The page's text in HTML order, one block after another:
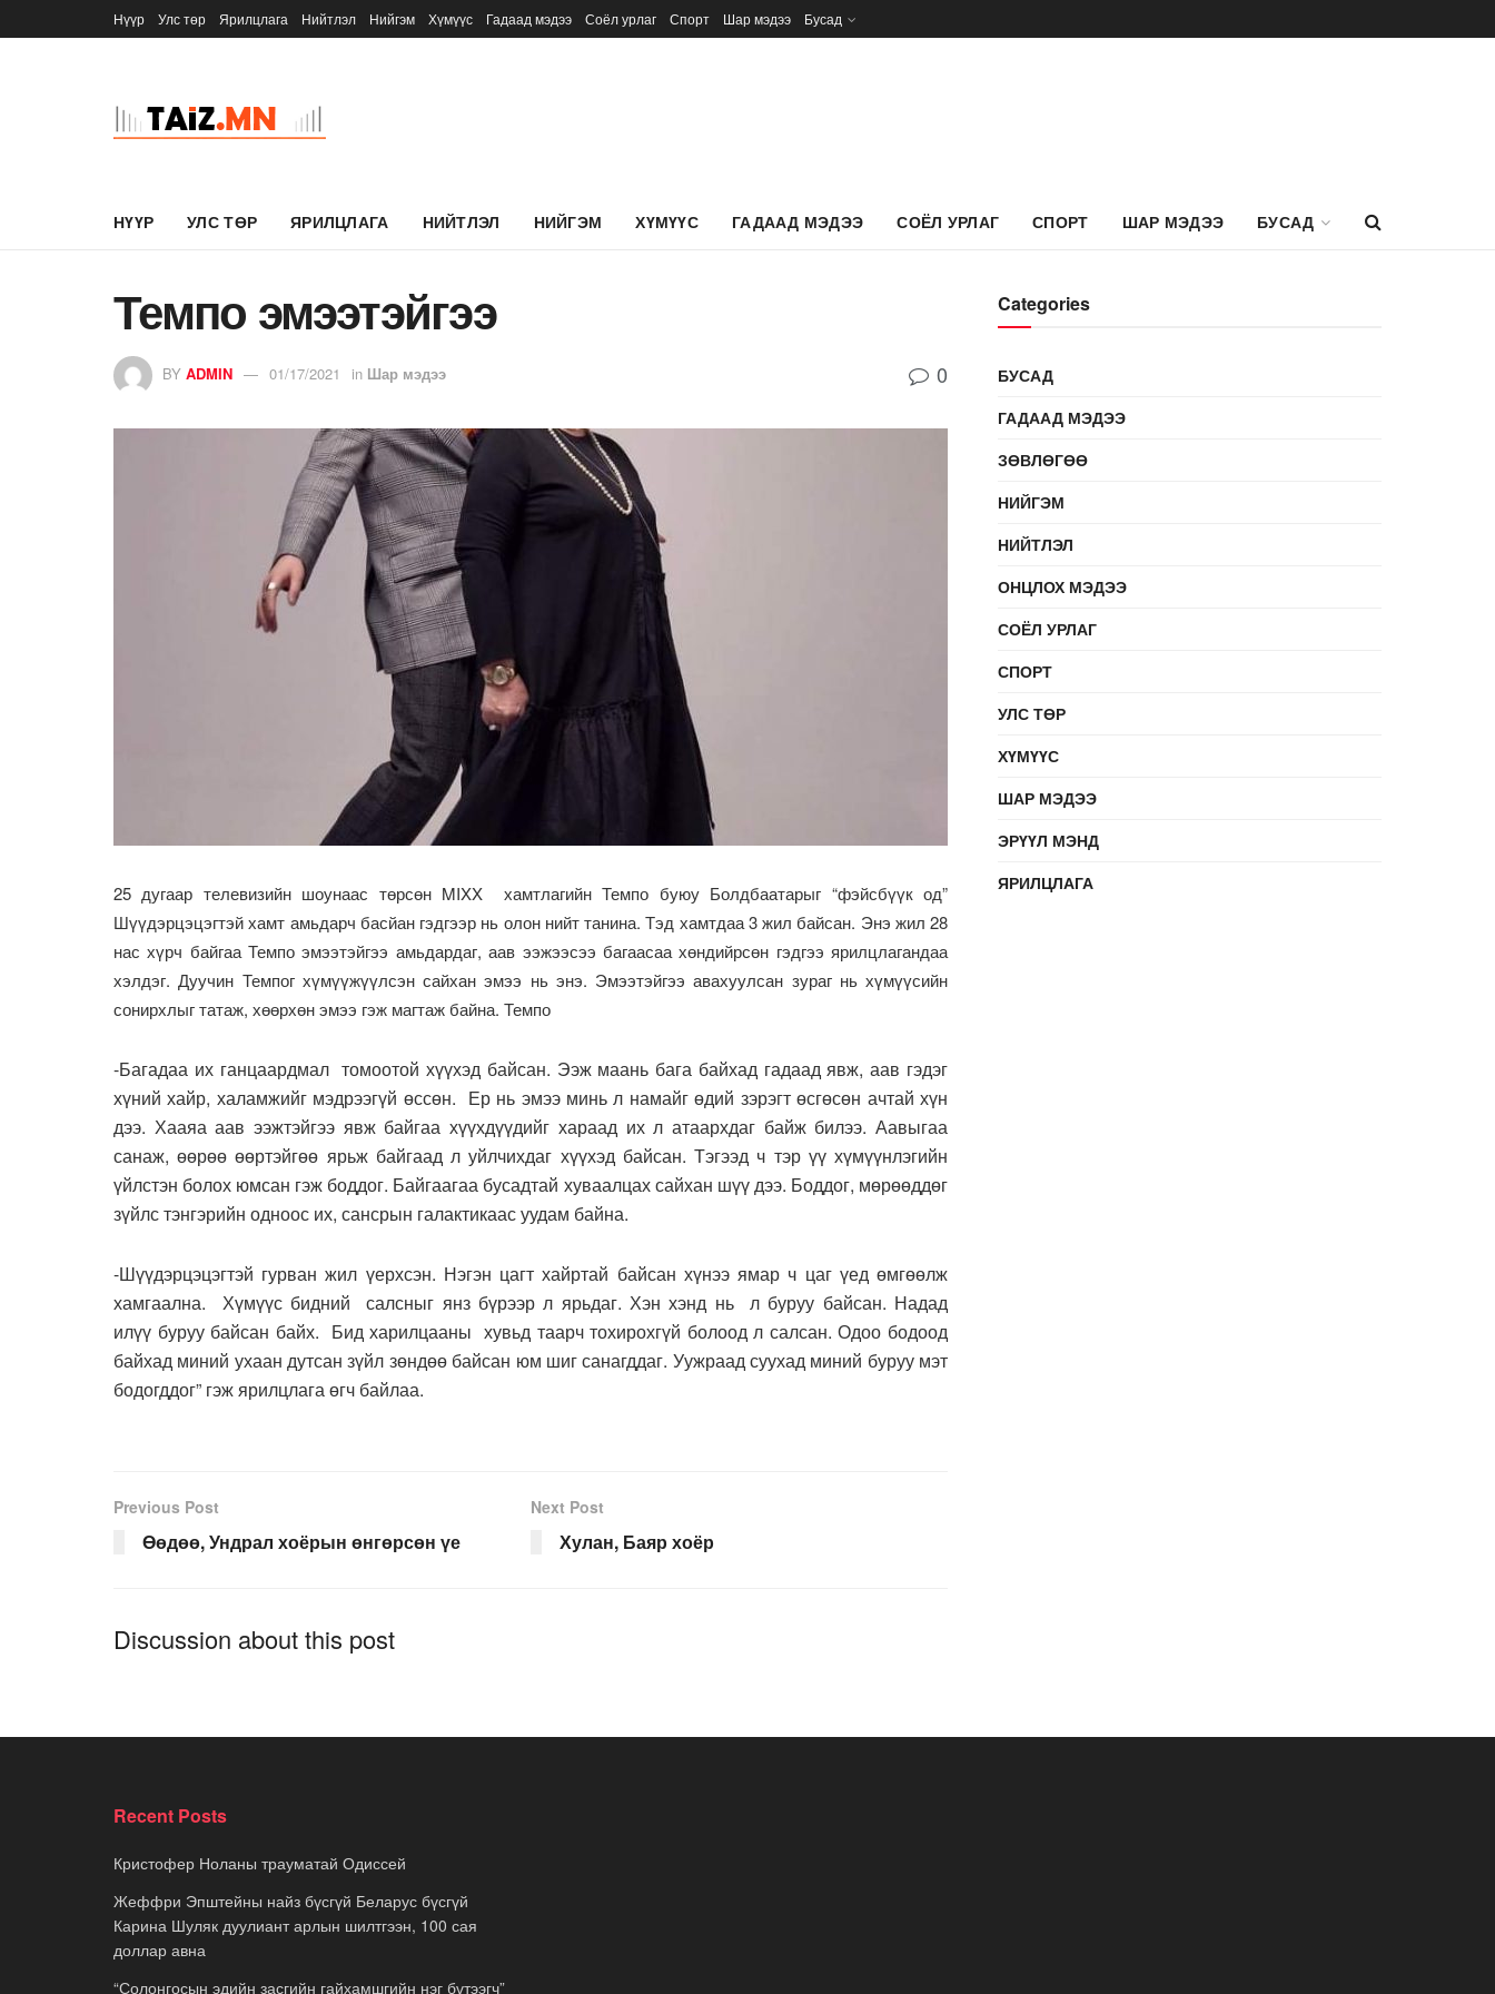
Нүүр Улс төр Ярилцлага Нийтлэл Нийгэм Хүмүүс Гадаад мэдээ Соёл урлаг Спорт Шар мэдээ Бусад
НҮҮР УЛС ТӨР ЯРИЛЦЛАГА НИЙТЛЭЛ НИЙГЭМ ХҮМҮҮС ГАДААД МЭДЭЭ СОЁЛ УРЛАГ СПОРТ ШАР МЭДЭЭ БУСАД
Темпо эмээтэйгээ
BY ADMIN 01/17/2021 in Шар мэдээ 0
25 дугаар телевизийн шоунаас төрсөн MIXX хамтлагийн Темпо буюу Болдбаатарыг “фэйсбүүк од”
Шүүдэрцэцэгтэй хамт амьдарч басйан гэдгээр нь олон нийт танина. Тэд хамтдаа 3 жил байсан. Энэ жил 28
нас хүрч байгаа Темпо эмээтэйгээ амьдардаг, аав ээжээсээ багаасаа хөндийрсөн гэдгээ ярилцлагандаа
хэлдэг. Дуучин Темпог хүмүүжүүлсэн сайхан эмээ нь энэ. Эмээтэйгээ авахуулсан зураг нь хүмүүсийн
сонирхлыг татаж, хөөрхөн эмээ гэж магтаж байна. Темпо
-Багадаа их ганцаардмал томоотой хүүхэд байсан. Ээж маань бага байхад гадаад явж, аав гэдэг
хүний хайр, халамжийг мэдрээгүй өссөн. Ер нь эмээ минь л намайг өдий зэрэгт өсгөсөн ачтай хүн
дээ. Хааяа аав ээжтэйгээ явж байгаа хүүхдүүдийг хараад их л атаархдаг байж билээ. Аавыгаа
санаж, өөрөө өөртэйгөө ярьж байгаад л уйлчихдаг хүүхэд байсан. Тэгээд ч тэр үү хүмүүнлэгийн
үйлстэн болох юмсан гэж боддог. Байгаагаа бусадтай хуваалцах сайхан шүү дээ. Боддог, мөрөөддөг
зүйлс тэнгэрийн одноос их, сансрын галактикаас уудам байна.
-Шүүдэрцэцэгтэй гурван жил үерхсэн. Нэгэн цагт хайртай байсан хүнээ ямар ч цаг үед өмгөөлж
хамгаална. Хүмүүс бидний салсныг янз бүрээр л ярьдаг. Хэн хэнд нь л буруу байсан. Надад
илүү буруу байсан байх. Бид харилцааны хувьд таарч тохирохгүй болоод л салсан. Одоо бодоод
байхад миний ухаан дутсан зүйл зөндөө байсан юм шиг санагддаг. Уужраад суухад миний буруу мэт
бодогддог” гэж ярилцлага өгч байлаа.
Previous Post
Өөдөө, Ундрал хоёрын өнгөрсөн үе
Next Post
Хулан, Баяр хоёр
Discussion about this post
Categories
БУСАД
ГАДААД МЭДЭЭ
ЗӨВЛӨГӨӨ
НИЙГЭМ
НИЙТЛЭЛ
ОНЦЛОХ МЭДЭЭ
СОЁЛ УРЛАГ
СПОРТ
УЛС ТӨР
ХҮМҮҮС
ШАР МЭДЭЭ
ЭРҮҮЛ МЭНД
ЯРИЛЦЛАГА
Recent Posts
Кристофер Ноланы трауматай Одиссей
Жеффри Эпштейны найз бүсгүй Беларус бүсгүй
Карина Шуляк дуулиант арлын шилтгээн, 100 сая
доллар авна
“Солонгосын эдийн засгийн гайхамшгийн нэг бүтээгч”